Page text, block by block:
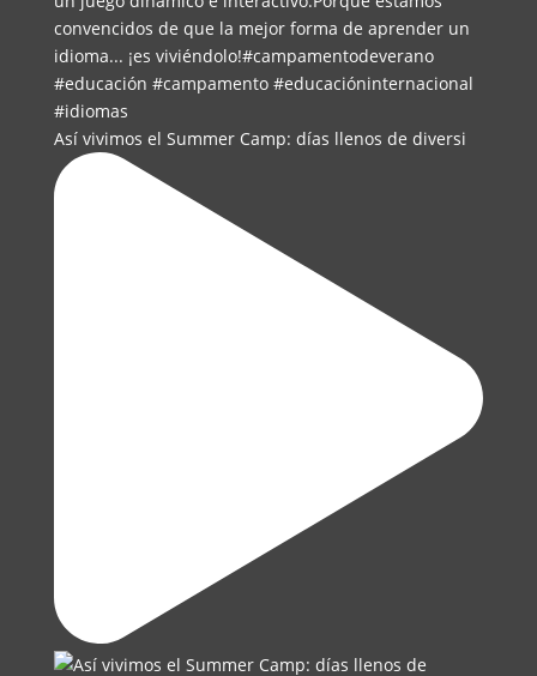
Así vivimos el Summer Camp: días llenos de diversi